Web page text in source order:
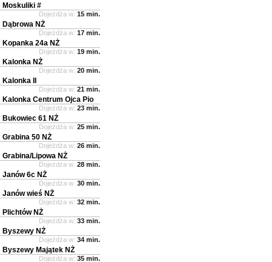
Moskuliki #
Dojeżdża w: 15 min.
Dąbrowa NŻ
Dojeżdża w: 17 min.
Kopanka 24a NŻ
Dojeżdża w: 19 min.
Kalonka NŻ
Dojeżdża w: 20 min.
Kalonka II
Dojeżdża w: 21 min.
Kalonka Centrum Ojca Pio
Dojeżdża w: 23 min.
Bukowiec 61 NŻ
Dojeżdża w: 25 min.
Grabina 50 NŻ
Dojeżdża w: 26 min.
Grabina/Lipowa NŻ
Dojeżdża w: 28 min.
Janów 6c NŻ
Dojeżdża w: 30 min.
Janów wieś NŻ
Dojeżdża w: 32 min.
Plichtów NŻ
Dojeżdża w: 33 min.
Byszewy NŻ
Dojeżdża w: 34 min.
Byszewy Majątek NŻ
Dojeżdża w: 35 min.